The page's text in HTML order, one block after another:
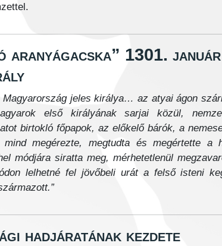
aranyágacska” 1301.
Magyarország jeles királya… az atyai ágon
első királyának sarjai közül,
birtokló főpapok, az előkelő bárók, a
mind megérezte, megtudta és megértette a
módjára siratta meg, mérhetetlenül
lelhetné fel jövőbeli urát a felső isteni
hadjáratának kezdete